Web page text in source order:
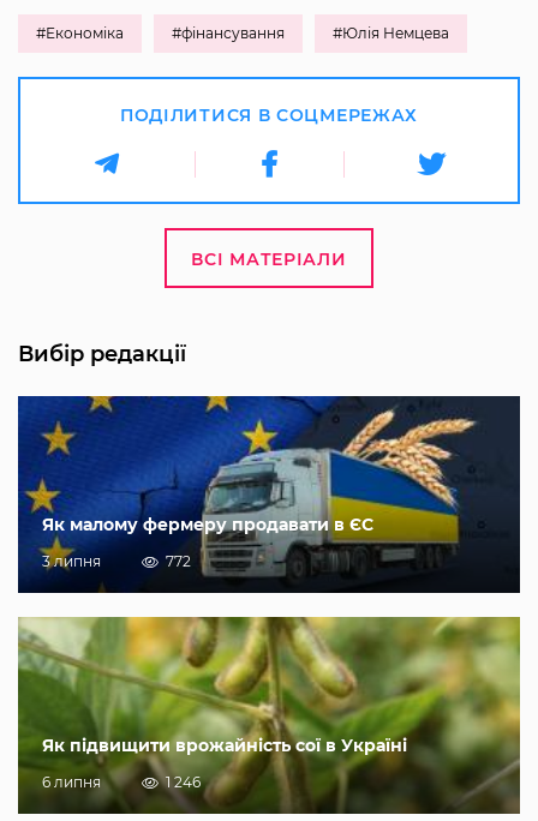
#Економіка #фінансування #Юлія Немцева
ПОДІЛИТИСЯ В СОЦМЕРЕЖАХ
ВСІ МАТЕРІАЛИ
Вибір редакції
Як малому фермеру продавати в ЄС
3 липня 772
Як підвищити врожайність сої в Україні
6 липня 1 246